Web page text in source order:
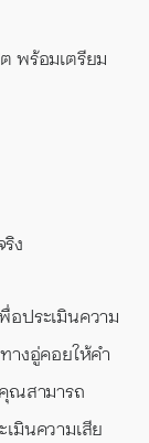
พร้อมเตรียม
ง
อประเมินความ
างอู่คอยให้คำ
ณสามารถ
มินความเสีย